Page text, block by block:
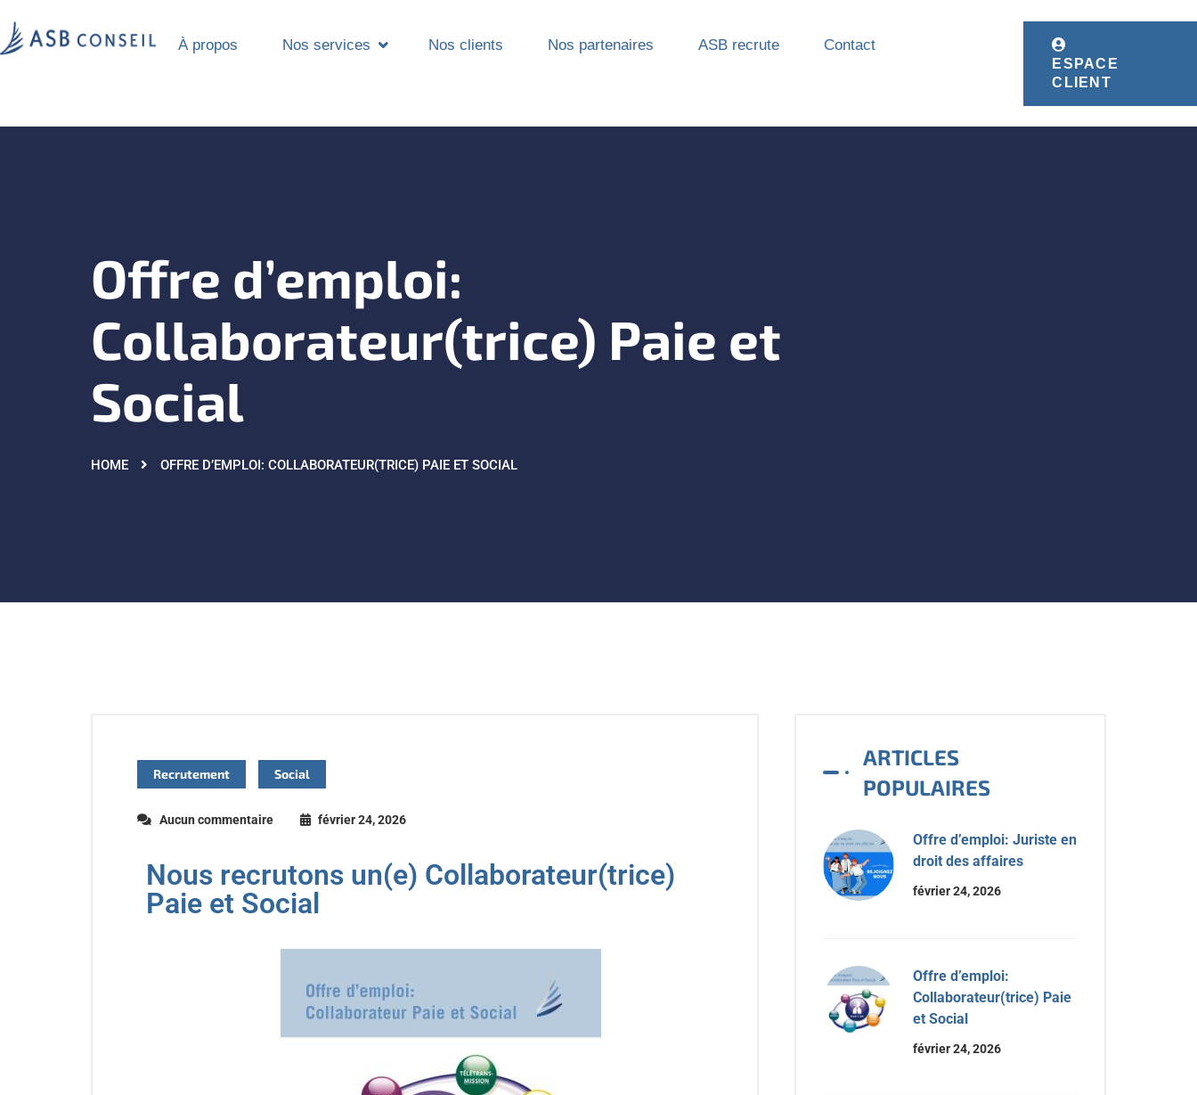
À propos Nos services Nos clients Nos partenaires ASB recrute Contact
ESPACE
CLIENT
Offre d’emploi:
Collaborateur(trice) Paie et
Social
HOME OFFRE D’EMPLOI: COLLABORATEUR(TRICE) PAIE ET SOCIAL
Recrutement Social
Aucun commentaire février 24, 2026
Nous recrutons un(e) Collaborateur(trice)
Paie et Social
ARTICLES
POPULAIRES
Offre d’emploi: Juriste en
droit des affaires
février 24, 2026
Offre d’emploi:
Collaborateur(trice) Paie
et Social
février 24, 2026